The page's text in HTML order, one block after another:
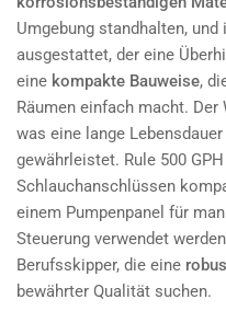
Umgebung standhalten,
ausgestattet, der eine
eine kompakte Bauweise,
Räumen einfach macht.
was eine lange
gewährleistet. Rule 500
Schlauchanschlüssen
einem Pumpenpanel für
Steuerung verwendet
Berufsskipper, die eine
bewährter Qualität suchen.